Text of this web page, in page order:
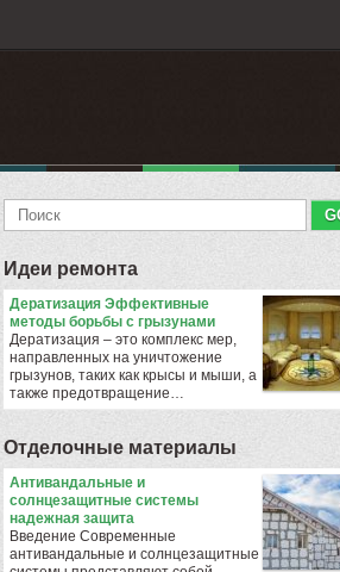
Идеи ремонта
Дератизация Эффективные
методы борьбы с грызунами
Дератизация – это комплекс мер,
направленных на уничтожение
грызунов, таких как крысы и мыши, а
также предотвращение…
Отделочные материалы
Антивандальные и
солнцезащитные системы
надежная защита
Введение Современные
антивандальные и солнцезащитные